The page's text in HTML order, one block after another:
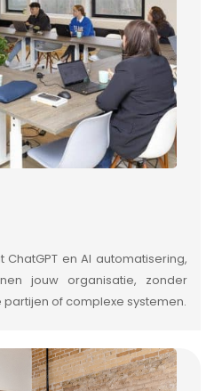
en AI automatisering,
jouw organisatie, zonder
of complexe systemen.